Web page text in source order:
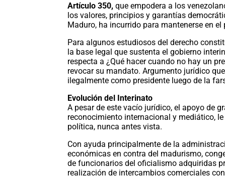
Artículo 350,que empodera a los
los valores, principios y garantías
Maduro, ha incurrido para mantenerse en el
Para algunos estudiosos del derecho
la base legal que sustenta el gobierno
respecta a ¿Qué hacer cuando no hay un
revocar su mandato. Argumento jurídico
ilegalmente como presidente luego de la
Evolución del Interinato
A pesar de este vacío jurídico, el apoyo de
reconocimiento internacional y mediático,
política, nunca antes vista.
Con ayuda principalmente de la
económicas en contra del madurismo,
de funcionarios del oficialismo adquiridas
realización de intercambios comerciales